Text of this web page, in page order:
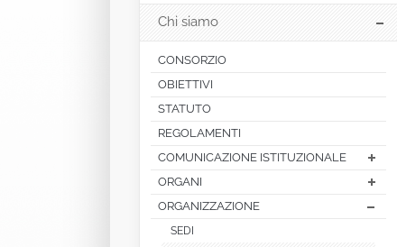
Chi siamo
CONSORZIO
OBIETTIVI
STATUTO
REGOLAMENTI
COMUNICAZIONE ISTITUZIONALE
ORGANI
ORGANIZZAZIONE
SEDI